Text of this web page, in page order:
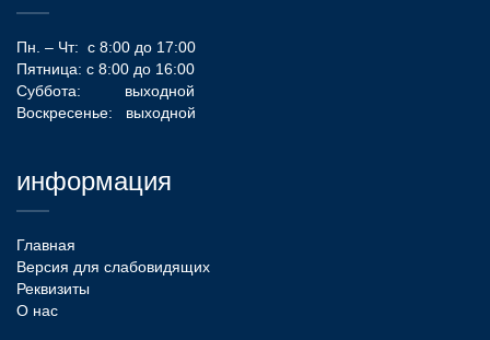
Пн. – Чт: с 8:00 до 17:00
Пятница: с 8:00 до 16:00
Суббота: выходной
Воскресенье: выходной
информация
Главная
Версия для слабовидящих
Реквизиты
О нас